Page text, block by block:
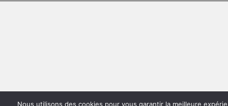
Nous utilisons des cookies pour vous garantir la meilleure